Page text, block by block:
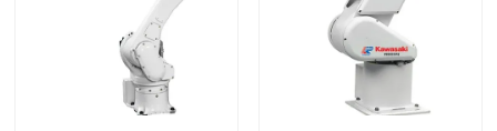
Προϊόντα